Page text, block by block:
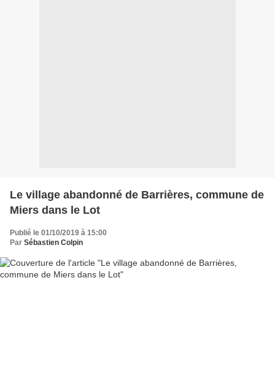
Le village abandonné de Barrières, commune de
Miers dans le Lot
Publié le 01/10/2019 à 15:00
Par Sébastien Colpin